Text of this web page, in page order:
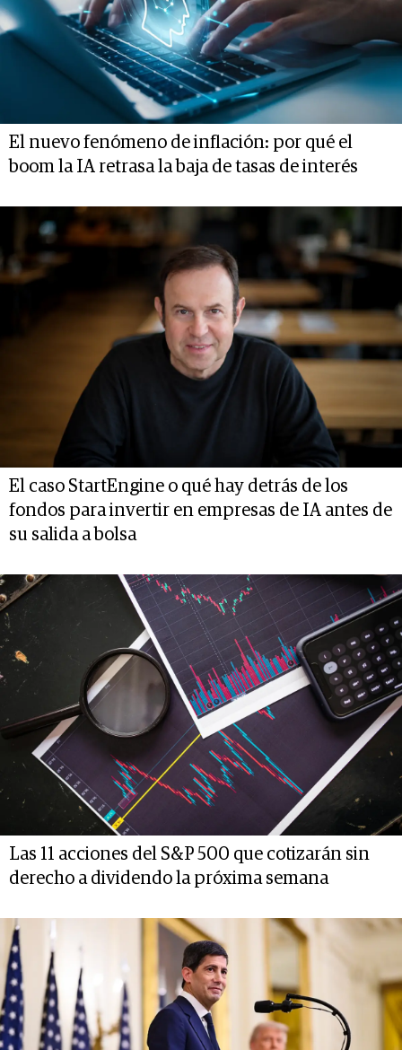
El nuevo fenómeno de inflación: por qué el
boom la IA retrasa la baja de tasas de interés
El caso StartEngine o qué hay detrás de los
fondos para invertir en empresas de IA antes de
su salida a bolsa
Las 11 acciones del S&P 500 que cotizarán sin
derecho a dividendo la próxima semana